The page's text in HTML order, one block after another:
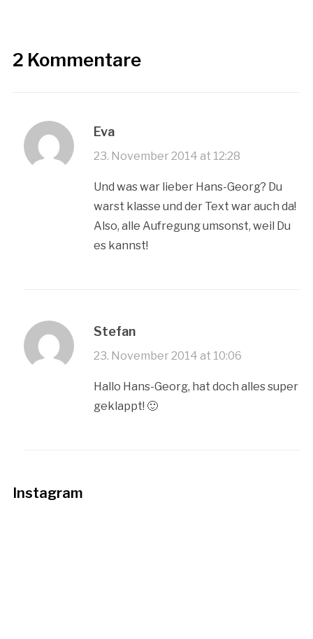
2 Kommentare
Eva
23. November 2014 at 12:28
Und was war lieber Hans-Georg? Du
warst klasse und der Text war auch da!
Also, alle Aufregung umsonst, weil Du
es kannst!
Stefan
23. November 2014 at 10:06
Hallo Hans-Georg, hat doch alles super
geklappt! 🙂
Instagram